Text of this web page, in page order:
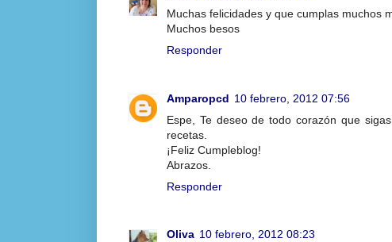
Muchas felicidades y que cumplas muchos
Muchos besos
Responder
Amparopcd 10 febrero, 2012 07:56
Espe, Te deseo de todo corazón que
recetas.
¡Feliz Cumpleblog!
Abrazos.
Responder
Oliva 10 febrero, 2012 08:23